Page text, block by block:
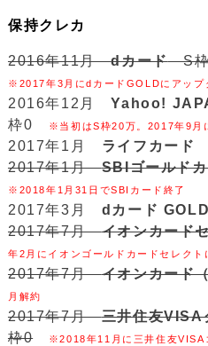
保持クレカ
2016年11月dカードS
※2017年3月にdカードGOLDにアップ
2016年12月Yahoo!
枠0
※当初はS枠20万。2017年9月
2017年1月 ライフカード
2017年1月SBIゴールド
※2018年1月31日でSBIカード終了
2017年3月 dカード GOLD
2017年7月イオンカード
年2月にイオンゴールドカードセレクト
2017年7月イオンカード
月解約
2017年7月三井住友VISA
枠0
※2018年11月に三井住友VISA